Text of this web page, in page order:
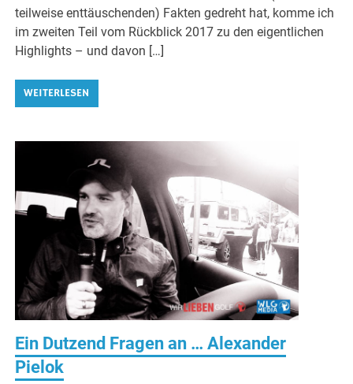
teilweise enttäuschenden) Fakten gedreht hat, komme ich
im zweiten Teil vom Rückblick 2017 zu den eigentlichen
Highlights – und davon […]
WEITERLESEN
Ein Dutzend Fragen an … Alexander
Pielok